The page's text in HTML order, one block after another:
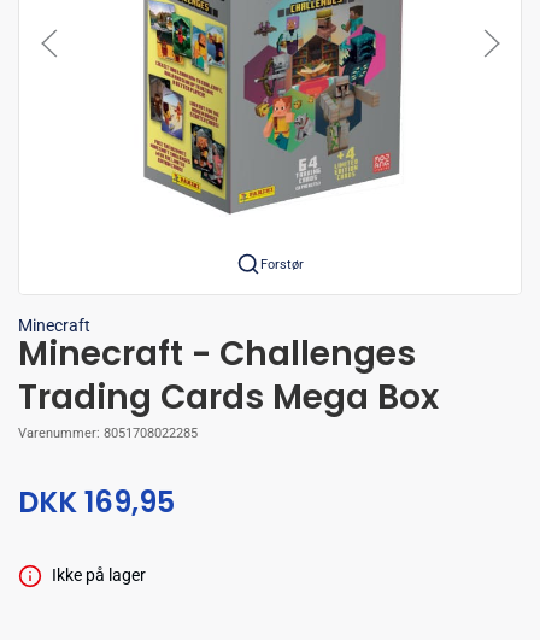
Forstør
Minecraft
Minecraft - Challenges
Trading Cards Mega Box
Varenummer: 8051708022285
DKK 169,95
Ikke på lager